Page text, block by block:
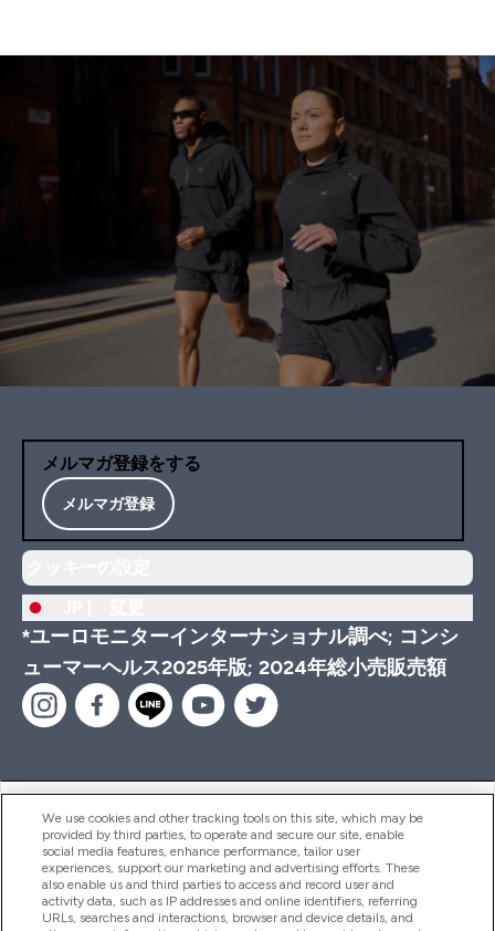
メルマガ登録をする
メルマガ登録
*ユーロモニターインターナショナル調べ; コンシ
ューマーヘルス2025年版; 2024年総小売販売額
ヘルプ＆ガイド
商品について
We use cookies and other tracking tools on this site, which may be
provided by third parties, to operate and secure our site, enable
social media features, enhance performance, tailor user
experiences, support our marketing and advertising efforts. These
also enable us and third parties to access and record user and
activity data, such as IP addresses and online identifiers, referring
URLs, searches and interactions, browser and device details, and